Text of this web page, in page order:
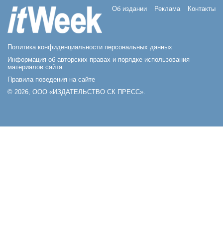
Об издании Реклама Контакты
Политика конфиденциальности персональных данных
Информация об авторских правах и порядке использования
материалов сайта
Правила поведения на сайте
© 2026, ООО «ИЗДАТЕЛЬСТВО СК ПРЕСС».